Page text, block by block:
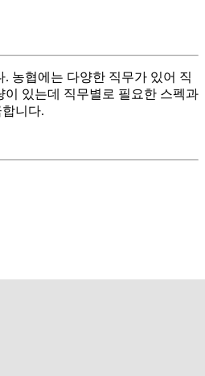
농협에는 다양한 직무가 있어 직
이 있는데 직무별로 필요한 스펙과
니다.